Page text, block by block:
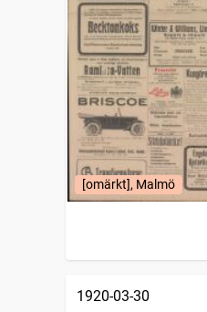
[omärkt], Malmö
1920-03-30